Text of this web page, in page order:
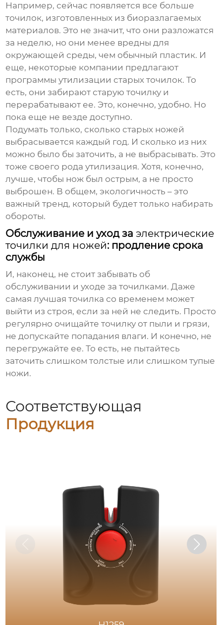
Например, сейчас появляется все больше
точилок, изготовленных из биоразлагаемых
материалов. Это не значит, что они разложатся
за неделю, но они менее вредны для
окружающей среды, чем обычный пластик. И
еще, некоторые компании предлагают
программы утилизации старых точилок. То
есть, они забирают старую точилку и
перерабатывают ее. Это, конечно, удобно. Но
пока еще не везде доступно.
Подумать только, сколько старых ножей
выбрасывается каждый год. И сколько из них
можно было бы заточить, а не выбрасывать. Это
тоже своего рода утилизация. Хотя, конечно,
лучше, чтобы нож был острым, а не просто
выброшен. В общем, экологичность – это
важный тренд, который будет только набирать
обороты.
Обслуживание и уход заэлектрические
точилки для ножей: продление срока
службы
И, наконец, не стоит забывать об
обслуживании и уходе за точилками. Даже
самая лучшая точилка со временем может
выйти из строя, если за ней не следить. Просто
регулярно очищайте точилку от пыли и грязи,
не допускайте попадания влаги. И конечно, не
перегружайте ее. То есть, не пытайтесь
заточить слишком толстые или слишком тупые
ножи.
Соответствующая
Продукция